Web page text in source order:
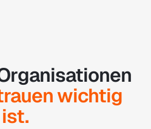
wichtig
ist.